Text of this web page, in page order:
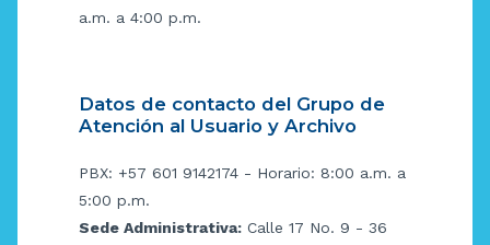
a.m. a 4:00 p.m.
Datos de contacto del Grupo de
Atención al Usuario y Archivo
PBX: +57 601 9142174 - Horario: 8:00 a.m. a
5:00 p.m.
Sede Administrativa: Calle 17 No. 9 - 36